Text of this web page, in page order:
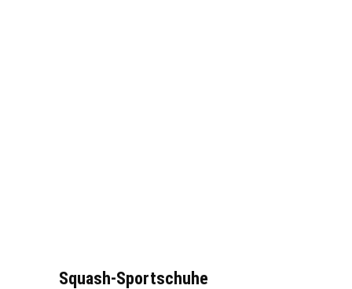
Squash-Sportschuhe